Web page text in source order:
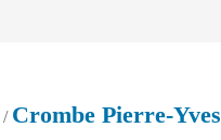
/ Crombe Pierre-Yves